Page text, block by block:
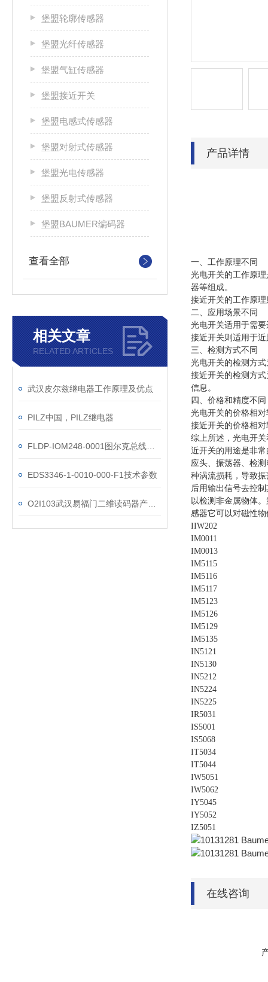
堡盟轮廓传感器
堡盟光纤传感器
堡盟气缸传感器
堡盟接近开关
堡盟电感式传感器
堡盟对射式传感器
堡盟光电传感器
堡盟反射式传感器
堡盟BAUMER编码器
查看全部
相关文章
RELATED ARTICLES
武汉皮尔兹继电器工作原理及优点
PILZ中国，PILZ继电器
EDS3346-1-0010-000-F1技术参数
产品详情
一、 工作原理不同
光电开关的工作原
器等组成。
接近开关的工作原
二、应用场景不同
光电开关适用于需
接近开关则适用于
三、检测方式不同
光电开关的检测方
接近开关的检测方
信息。
四、价格和精度不同
光电开关的价格相
接近开关的价格相
综上所述，光电开
近开关的用途是非
应头、振荡器、检
种涡流损耗，导致
后用输出信号去控
以检测非金属物体
感器它可以对磁性
IIW202
IM0011
IM0013
IM5115
IM5116
IM5117
IM5123
IM5126
IM5129
IM5135
IN5121
IN5130
IN5212
IN5224
IN5225
IR5031
IS5001
IS5068
IT5034
IT5044
IW5051
IW5062
IY5045
IY5052
IZ5051
在线咨询